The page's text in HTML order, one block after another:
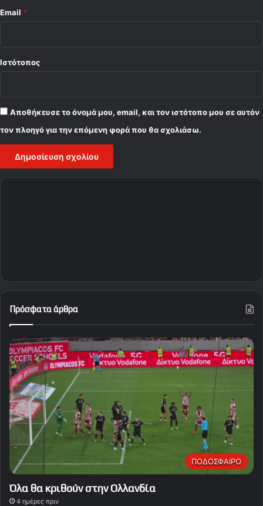
Email *
Ιστότοπος
Αποθήκευσε το όνομά μου, email, και τον ιστότοπο μου σε αυτόν
τον πλοηγό για την επόμενη φορά που θα σχολιάσω.
Πρόσφατα άρθρα
ΠΟΔΟΣΦΑΙΡΟ
Όλα θα κριθούν στην Ολλανδία
4 ημέρες πριν